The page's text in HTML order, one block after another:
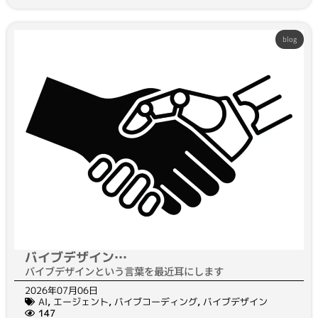
blog
バイブデザイン…
バイブデザインという言葉を最近耳にします
2026年07月06日
AI, エージェント, バイブコーディング, バイブデザイン
147